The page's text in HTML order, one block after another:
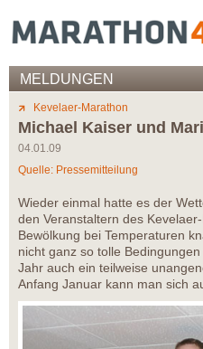
MELDUNGEN
Kevelaer-Marathon
Michael Kaiser und
04.01.09
Quelle: Pressemitteilung
Wieder einmal hatte es der
den Veranstaltern des
Bewölkung bei Temperaturen
nicht ganz so tolle
Jahr auch ein teilweise
Anfang Januar kann man sich